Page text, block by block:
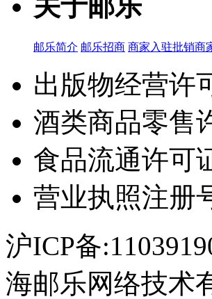
关于邮乐
邮乐简介 邮乐招商 商家入驻批销商
出版物经营许
酒类商品零售
食品流通许可
营业执照注册
沪ICP备
海邮乐网络技术